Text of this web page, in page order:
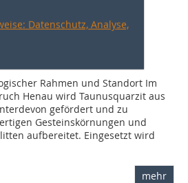
Datenschutz, Analyse,
für die
4: Weiße
dem Steinbruch
Rahmen und Standort Im
Henau wird Taunusquarzit aus
gefördert und zu
Gesteinskörnungen und
aufbereitet. Eingesetzt wird
mehr